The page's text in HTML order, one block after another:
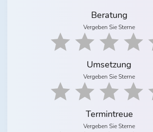
Beratung
Vergeben Sie Sterne
Umsetzung
Vergeben Sie Sterne
Termintreue
Vergeben Sie Sterne